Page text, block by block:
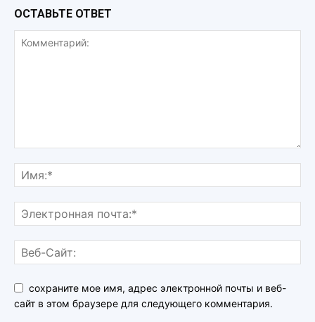
ОСТАВЬТЕ ОТВЕТ
сохраните мое имя, адрес электронной почты и веб-
сайт в этом браузере для следующего комментария.